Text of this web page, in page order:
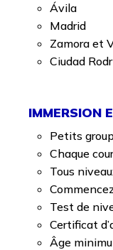
Ávila
Madrid
Zamora et
Ciudad
IMMERSION
Petits
Chaque
Tous
Test de
Certificat
Âge